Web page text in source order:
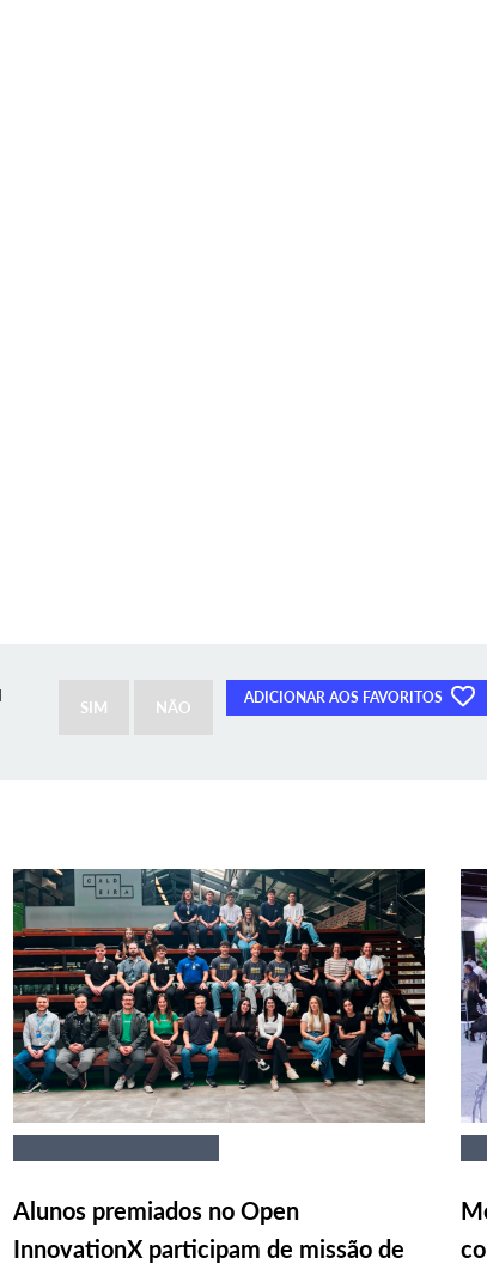
ADICIONAR AOS FAVORITOS
SIM NÃO
Alunos premiados no Open
InnovationX participam de missão de